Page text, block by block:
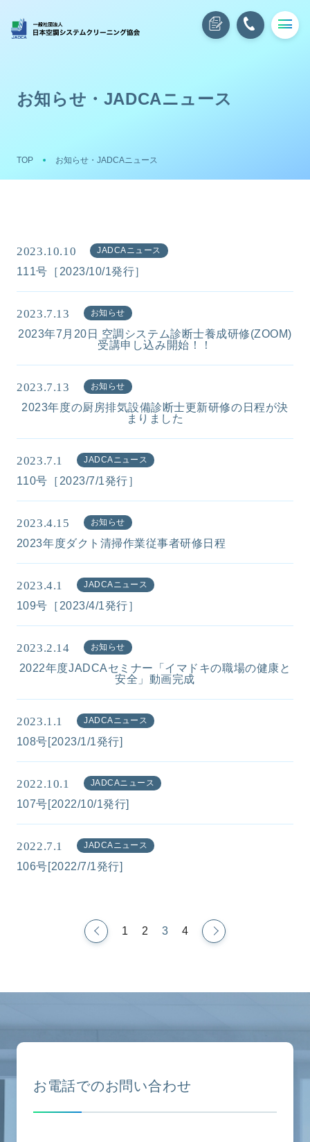
TOP お知らせ・JADCAニュース
お知らせ・JADCAニュース
2023.10.10 JADCAニュース
111号［2023/10/1発行］
2023.7.13 お知らせ
2023年7月20日 空調システム診断士養成研修(ZOOM)
受講申し込み開始！！
2023.7.13 お知らせ
2023年度の厨房排気設備診断士更新研修の日程が決
まりました
2023.7.1 JADCAニュース
110号［2023/7/1発行］
2023.4.15 お知らせ
2023年度ダクト清掃作業従事者研修日程
2023.4.1 JADCAニュース
109号［2023/4/1発行］
2023.2.14 お知らせ
2022年度JADCAセミナー「イマドキの職場の健康と
安全」動画完成
2023.1.1 JADCAニュース
108号[2023/1/1発行]
2022.10.1 JADCAニュース
107号[2022/10/1発行]
2022.7.1 JADCAニュース
106号[2022/7/1発行]
1 2 3 4
お電話でのお問い合わせ